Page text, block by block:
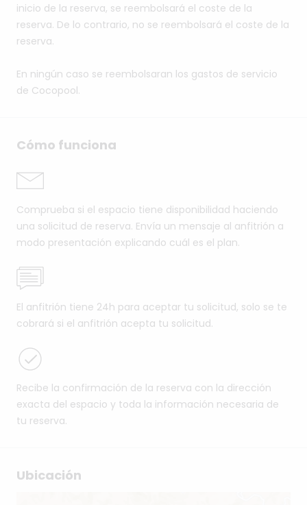
inicio de la reserva, se reembolsará el coste de la
reserva. De lo contrario, no se reembolsará el coste de la
reserva.
En ningún caso se reembolsaran los gastos de servicio
de Cocopool.
Cómo funciona
Comprueba si el espacio tiene disponibilidad haciendo
una solicitud de reserva. Envía un mensaje al anfitrión a
modo presentación explicando cuál es el plan.
El anfitrión tiene 24h para aceptar tu solicitud, solo se te
cobrará si el anfitrión acepta tu solicitud.
Recibe la confirmación de la reserva con la dirección
exacta del espacio y toda la información necesaria de
tu reserva.
Ubicación